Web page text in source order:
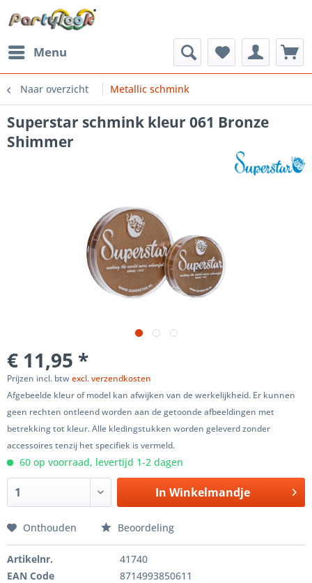
Menu
Naar overzicht Metallic schmink
Superstar schmink kleur 061 Bronze
Shimmer
€ 11,95 *
Prijzen incl. btwexcl. verzendkosten
Afgebeelde kleur of model kan afwijken van de werkelijkheid. Er kunnen
geen rechten ontleend worden aan de getoonde afbeeldingen met
betrekking tot kleur. Alle kledingstukken worden geleverd zonder
accessoires tenzij het specifiek is vermeld.
60 op voorraad, levertijd 1-2 dagen
In Winkelmandje
Onthouden Beoordeling
Artikelnr.
41740
EAN Code
8714993850611